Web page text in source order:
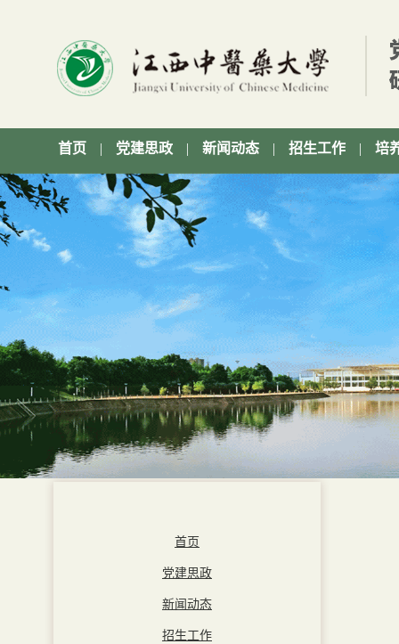
首页 | 党建思政 | 新闻动态 | 招生工作 | 培
首页
党建思政
新闻动态
招生工作